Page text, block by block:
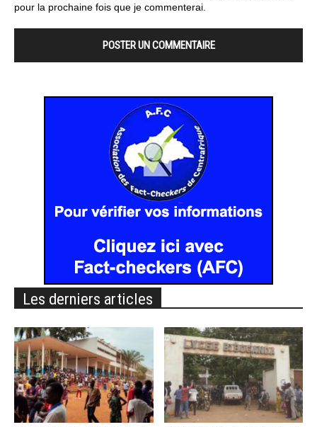
pour la prochaine fois que je commenterai.
Les derniers articles